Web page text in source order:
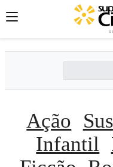
Ação
Infantil